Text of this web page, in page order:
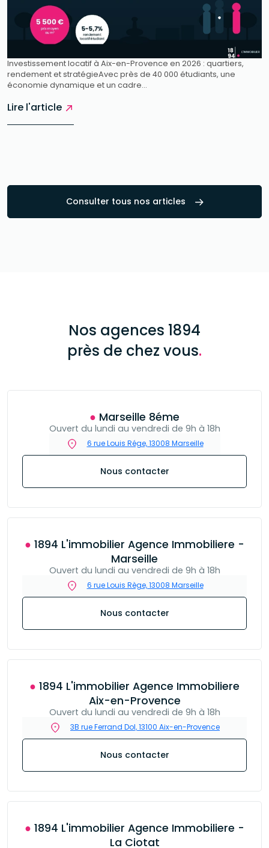
Investissement locatif à Aix-en-Provence en 2026 : quartiers,
rendement et stratégieAvec près de 40 000 étudiants, une
économie dynamique et un cadre...
Lire l'article
Consulter tous nos articles
Nos agences 1894
près de chez vous.
● Marseille 8éme
Ouvert du lundi au vendredi de 9h à 18h
6 rue Louis Rége, 13008 Marseille
Nous contacter
● 1894 L'immobilier Agence Immobiliere -
Marseille
Ouvert du lundi au vendredi de 9h à 18h
6 rue Louis Rège, 13008 Marseille
Nous contacter
● 1894 L'immobilier Agence Immobiliere
Aix-en-Provence
Ouvert du lundi au vendredi de 9h à 18h
3B rue Ferrand Dol, 13100 Aix-en-Provence
Nous contacter
● 1894 L'immobilier Agence Immobiliere -
La Ciotat